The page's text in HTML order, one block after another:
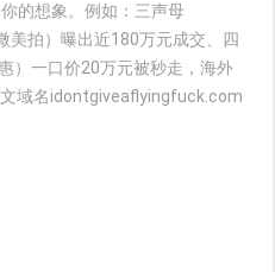
的想象。例如：三声母
拍）曝出近180万元成交、四
）一口价20万元被秒走，海外
域名idontgiveaflyingfuck.com